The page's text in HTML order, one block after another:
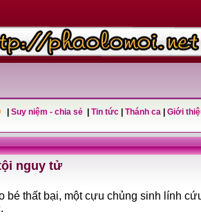
Suy niệm - chia sẻ Tin tức Thánh ca Giới
nguy tử
thất bại, một cựu chủng sinh lính